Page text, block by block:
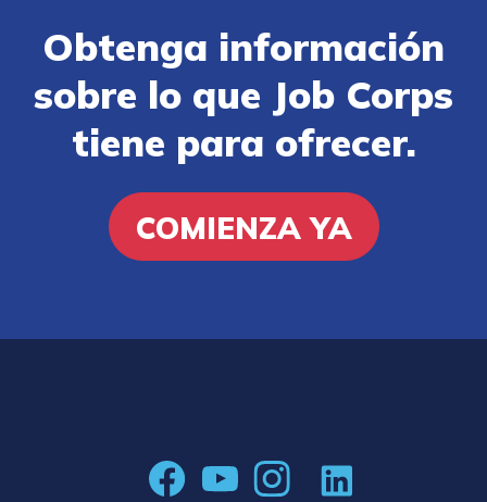
Obtenga información
sobre lo que Job Corps
tiene para ofrecer.
COMIENZA YA